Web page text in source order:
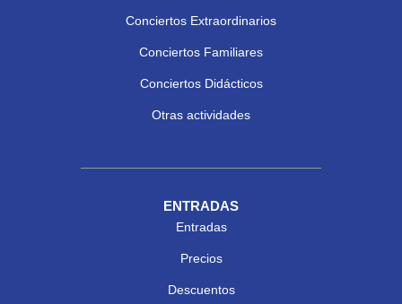
Conciertos Extraordinarios
Conciertos Familiares
Conciertos Didácticos
Otras actividades
ENTRADAS
Entradas
Precios
Descuentos